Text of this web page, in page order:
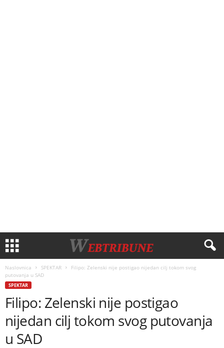
Naslovnica SPEKTAR
Filipo: Zelenski nije postigao nijedan cilj tokom svog
putovanja u SAD
SPEKTAR
Filipo: Zelenski nije postigao
nijedan cilj tokom svog putovanja
u SAD